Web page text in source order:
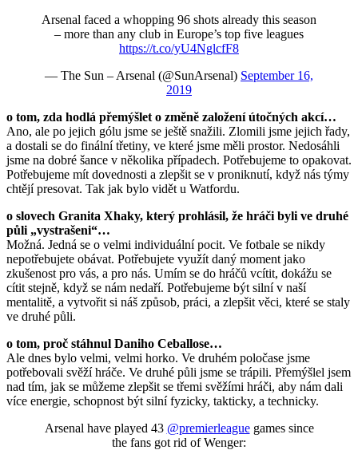
Arsenal faced a whopping 96 shots already this season
– more than any club in Europe’s top five leagues
https://t.co/yU4NglcfF8
— The Sun – Arsenal (@SunArsenal) September 16,
2019
o tom, zda hodlá přemýšlet o změně založení útočných akcí…
Ano, ale po jejich gólu jsme se ještě snažili. Zlomili jsme jejich řady,
a dostali se do finální třetiny, ve které jsme měli prostor. Nedosáhli
jsme na dobré šance v několika případech. Potřebujeme to opakovat.
Potřebujeme mít dovednosti a zlepšit se v proniknutí, když nás týmy
chtějí presovat. Tak jak bylo vidět u Watfordu.
o slovech Granita Xhaky, který prohlásil, že hráči byli ve druhé
půli „vystrašeni“…
Možná. Jedná se o velmi individuální pocit. Ve fotbale se nikdy
nepotřebujete obávat. Potřebujete využít daný moment jako
zkušenost pro vás, a pro nás. Umím se do hráčů vcítit, dokážu se
cítit stejně, když se nám nedaří. Potřebujeme být silní v naší
mentalitě, a vytvořit si náš způsob, práci, a zlepšit věci, které se staly
ve druhé půli.
o tom, proč stáhnul Daniho Ceballose…
Ale dnes bylo velmi, velmi horko. Ve druhém poločase jsme
potřebovali svěží hráče. Ve druhé půli jsme se trápili. Přemýšlel jsem
nad tím, jak se můžeme zlepšit se třemi svěžími hráči, aby nám dali
více energie, schopnost být silní fyzicky, takticky, a technicky.
Arsenal have played 43 @premierleaguegames since
the fans got rid of Wenger: